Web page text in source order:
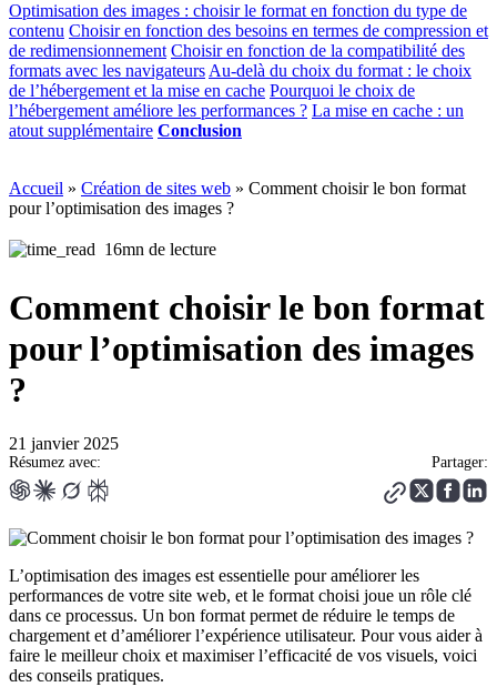
Optimisation des images : choisir le format en fonction du type de
contenu Choisir en fonction des besoins en termes de compression et
de redimensionnement Choisir en fonction de la compatibilité des
formats avec les navigateurs Au-delà du choix du format : le choix
de l’hébergement et la mise en cache Pourquoi le choix de
l’hébergement améliore les performances ? La mise en cache : un
atout supplémentaire Conclusion
Accueil » Création de sites web » Comment choisir le bon format
pour l’optimisation des images ?
16mn de lecture
Comment choisir le bon format
pour l’optimisation des images
?
21 janvier 2025
Résumez avec: Partager:
L’optimisation des images est essentielle pour améliorer les
performances de votre site web, et le format choisi joue un rôle clé
dans ce processus. Un bon format permet de réduire le temps de
chargement et d’améliorer l’expérience utilisateur. Pour vous aider à
faire le meilleur choix et maximiser l’efficacité de vos visuels, voici
des conseils pratiques.